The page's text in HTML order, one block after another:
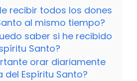
recibir todos los dones
al mismo tiempo?
saber si he recibido
Santo?
orar diariamente
del Espíritu Santo?